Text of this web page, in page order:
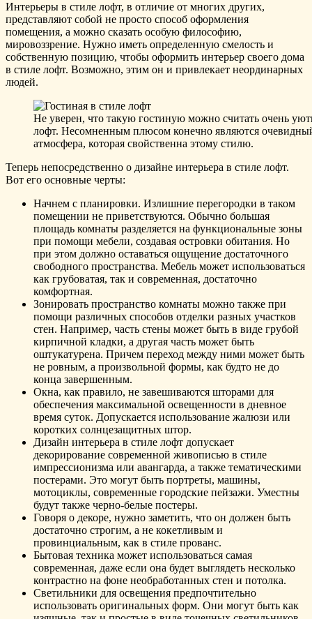
Интерьеры в стиле лофт, в отличие от многих других,
представляют собой не просто способ оформления
помещения, а можно сказать особую философию,
мировоззрение. Нужно иметь определенную смелость и
собственную позицию, чтобы оформить интерьер своего дома
в стиле лофт. Возможно, этим он и привлекает неординарных
людей.
Не уверен, что такую гостиную можно считать очень
лофт. Несомненным плюсом конечно являются
атмосфера, которая свойственна этому стилю.
Теперь непосредственно о дизайне интерьера в стиле лофт.
Вот его основные черты:
Начнем с планировки. Излишние перегородки в таком
помещении не приветствуются. Обычно большая
площадь комнаты разделяется на функциональные зоны
при помощи мебели, создавая островки обитания. Но
при этом должно оставаться ощущение достаточного
свободного пространства. Мебель может использоваться
как грубоватая, так и современная, достаточно
комфортная.
Зонировать пространство комнаты можно также при
помощи различных способов отделки разных участков
стен. Например, часть стены может быть в виде грубой
кирпичной кладки, а другая часть может быть
оштукатурена. Причем переход между ними может быть
не ровным, а произвольной формы, как будто не до
конца завершенным.
Окна, как правило, не завешиваются шторами для
обеспечения максимальной освещенности в дневное
время суток. Допускается использование жалюзи или
коротких солнцезащитных штор.
Дизайн интерьера в стиле лофт допускает
декорирование современной живописью в стиле
импрессионизма или авангарда, а также тематическими
постерами. Это могут быть портреты, машины,
мотоциклы, современные городские пейзажи. Уместны
будут также черно-белые постеры.
Говоря о декоре, нужно заметить, что он должен быть
достаточно строгим, а не кокетливым и
провинциальным, как в стиле прованс.
Бытовая техника может использоваться самая
современная, даже если она будет выглядеть несколько
контрастно на фоне необработанных стен и потолка.
Светильники для освещения предпочтительно
использовать оригинальных форм. Они могут быть как